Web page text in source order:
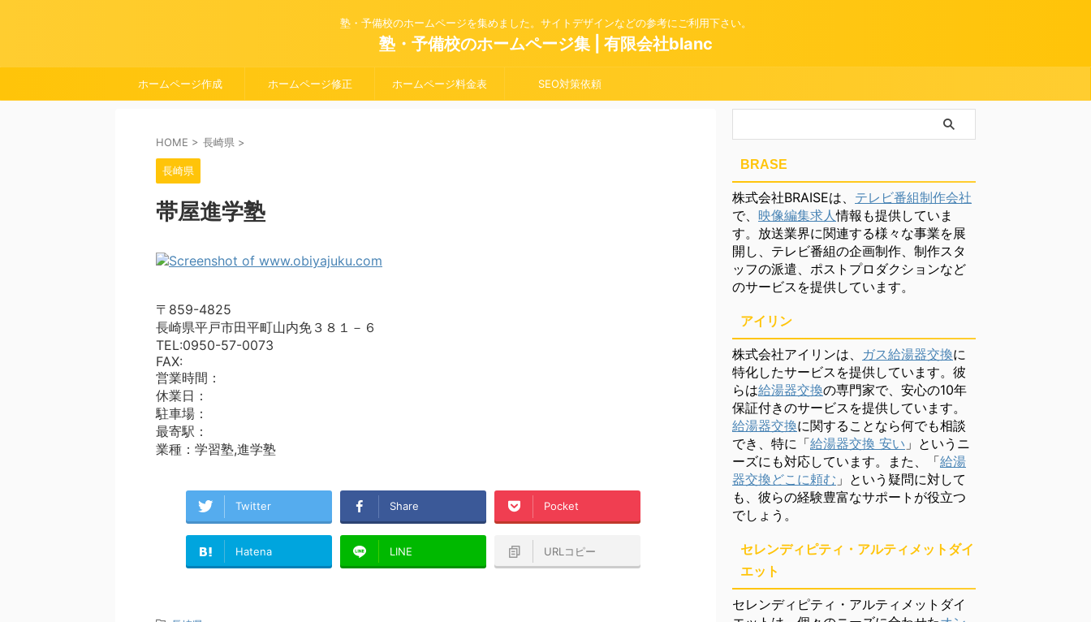
塾・予備校のホームページを集めました。サイトデザインなどの参考にご利用下さい。
塾・予備校のホームページ集 | 有限会社blanc
ホームページ作成 ホームページ修正 ホームページ料金表 SEO対策依頼
HOME > 長崎県 >
長崎県
帯屋進学塾
〒859-4825
長崎県平戸市田平町山内免３８１－６
TEL:0950-57-0073
FAX:
営業時間：
休業日：
駐車場：
最寄駅：
業種：学習塾,進学塾
Twitter Share Pocket
Hatena LINE URLコピー
BRASE
株式会社BRAISEは、 テレビ番組制作会社
で、 映像編集求人情報も提供していま
す。放送業界に関連する様々な事業を展
開し、テレビ番組の企画制作、制作スタ
ッフの派遣、ポストプロダクションなど
のサービスを提供しています。
アイリン
株式会社アイリンは、 ガス給湯器交換に
特化したサービスを提供しています。彼
らは給湯器交換の専門家で、安心の10年
保証付きのサービスを提供しています。
給湯器交換に関することなら何でも相談
でき、特に「給湯器交換 安い 」というニ
ーズにも対応しています。また、「給湯
器交換どこに頼む 」という疑問に対して
も、彼らの経験豊富なサポートが役立つ
でしょう。
セレンディピティ・アルティメットダイ
エット
セレンディピティ・アルティメットダイ